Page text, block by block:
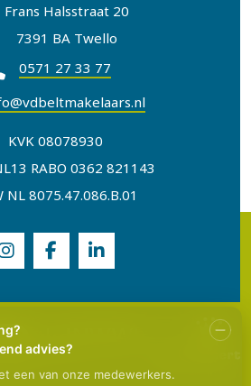
Frans Halsstraat 20
7391 BA Twello
0571 27 33 77
KVK 08078930
RABO 0362 821143
NL 8075.47.086.B.01